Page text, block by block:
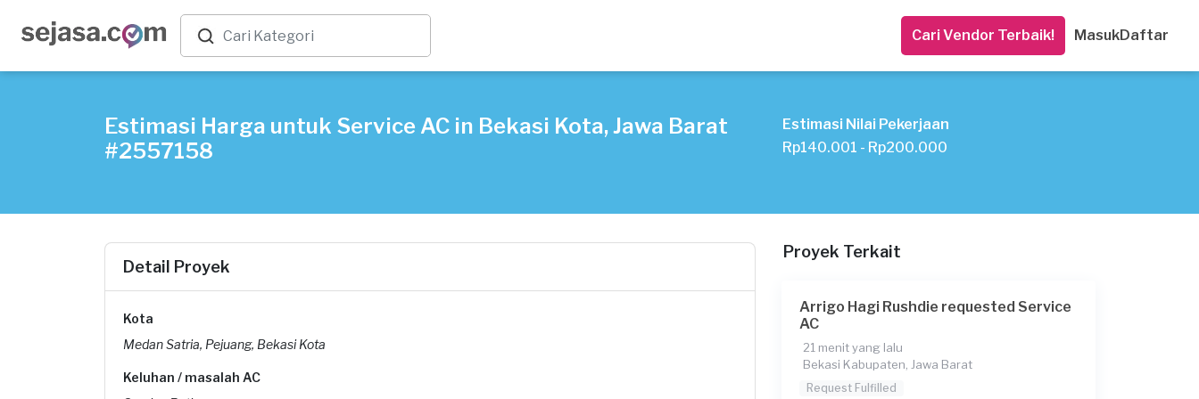
Cari Vendor Terbaik! MasukDaftar
Estimasi Harga untuk Service AC in Bekasi Kota, Jawa Barat
#2557158
Estimasi Nilai Pekerjaan
Rp140.001 - Rp200.000
Detail Proyek
Kota
Medan Satria, Pejuang, Bekasi Kota
Keluhan / masalah AC
Proyek Terkait
Arrigo Hagi Rushdie requested Service
AC
21 menit yang lalu
Bekasi Kabupaten, Jawa Barat
Request Fulfilled